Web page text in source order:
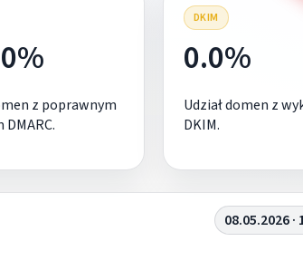
z poprawnym
DKIM
0.0%
Udział domen z
DKIM.
08.05.2026 ·